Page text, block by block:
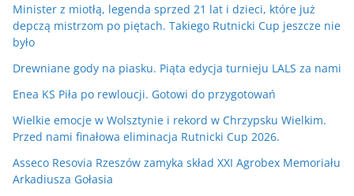
Minister z miotłą, legenda sprzed 21 lat i dzieci, które już
depczą mistrzom po piętach. Takiego Rutnicki Cup jeszcze nie
było
Drewniane gody na piasku. Piąta edycja turnieju LALS za nami
Enea KS Piła po rewloucji. Gotowi do przygotowań
Wielkie emocje w Wolsztynie i rekord w Chrzypsku Wielkim.
Przed nami finałowa eliminacja Rutnicki Cup 2026.
Asseco Resovia Rzeszów zamyka skład XXI Agrobex Memoriału
Arkadiusza Gołasia